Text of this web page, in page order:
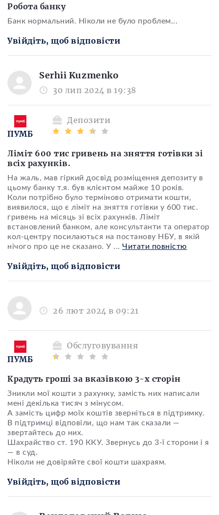
Робота банку
Банк нормальний. Ніколи не було проблем...
Увійдіть, щоб відповісти
Serhii Kuzmenko
30 лип 2024 в 19:38
Депозити
ПУМБ
Ліміт 600 тис гривень на зняття готівки зі
всіх рахунків.
На жаль, мав гіркий досвід розміщення депозиту в
цьому банку т.я. був клієнтом майже 10 років.
Коли потрібно було терміново отримати кошти,
виявилося, що є ліміт на зняття готівки у 600 тис.
гривень на місяць зі всіх рахунків. Ліміт
встановлений банком, але консультанти та оператор
кол-центру посилаються на постанову НБУ, в якій
нічого про це не сказано. У ... Читати повністю
Увійдіть, щоб відповісти
26 лют 2024 в 09:21
Обслуговування
ПУМБ
Крадуть гроші за вказівкою 3-х сторін
Зникли мої кошти з рахунку, замість них написали
мені декілька тисяч з мінусом.
А замість цифр моїх коштів зверніться в підтримку.
В підтримці відповіли, що нам так сказали —
звертайтесь до них.
Шахрайство ст. 190 ККУ. Звернусь до 3-ї сторони і я
— в суд.
Ніколи не довіряйте свої кошти шахраям.
Увійдіть, щоб відповісти